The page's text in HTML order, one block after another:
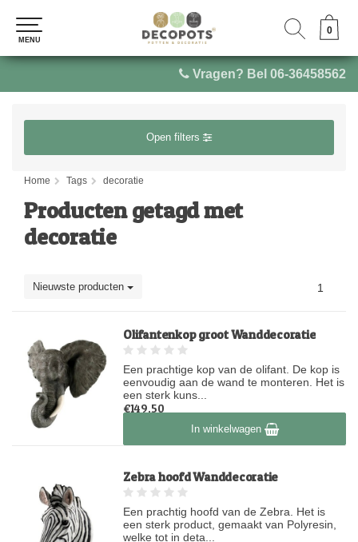
Vragen? Bel 06-36458562
0
MENU
0
MENU
Open filters
Home Tags decoratie
Producten getagd met
decoratie
Nieuwste producten 1
Olifantenkop groot Wanddecoratie
Een prachtige kop van de olifant. De kop is
eenvoudig aan de wand te monteren. Het is
een sterk kuns...
€149,50
Op voorraadIn winkelwagen
Zebra hoofd Wanddecoratie
Een prachtig hoofd van de Zebra. Het is
een sterk product, gemaakt van Polyresin,
welke tot in deta...